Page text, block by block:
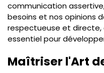
communication
besoins et nos opinions
respectueuse et
essentiel pour
Maîtriser l'Art